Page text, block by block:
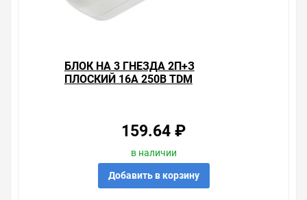
БЛОК НА 3 ГНЕЗДА 2П+З
ПЛОСКИЙ 16А 250B TDM
159.64 ₽
в наличии
Добавить в корзину